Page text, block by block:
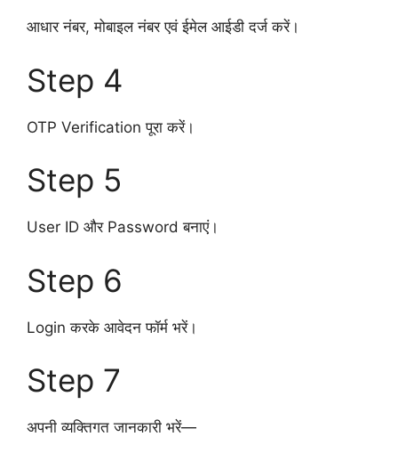
आधार नंबर, मोबाइल नंबर एवं ईमेल आईडी दर्ज करें।
Step 4
OTP Verification पूरा करें।
Step 5
User ID और Password बनाएं।
Step 6
Login करके आवेदन फॉर्म भरें।
Step 7
अपनी व्यक्तिगत जानकारी भरें—